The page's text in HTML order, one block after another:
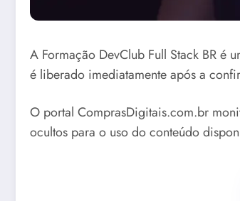
A Formação DevClub Full Stack BR é
é liberado imediatamente após a
O portal ComprasDigitais.com.br
ocultos para o uso do conteúdo